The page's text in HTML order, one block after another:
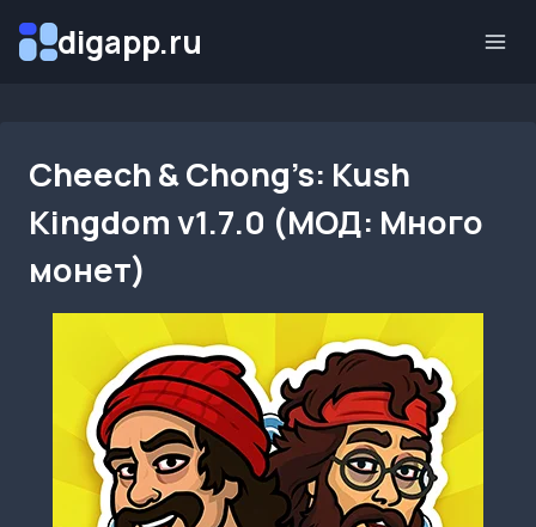
digapp.ru
Cheech & Chong’s: Kush
Kingdom v1.7.0 (МОД: Много
монет)